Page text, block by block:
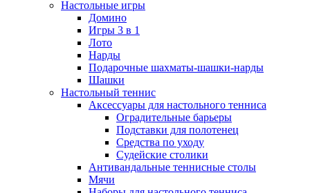
Настольные игры
Домино
Игры 3 в 1
Лото
Нарды
Подарочные шахматы-шашки-нарды
Шашки
Настольный теннис
Аксессуары для настольного тенниса
Оградительные барьеры
Подставки для полотенец
Средства по уходу
Судейские столики
Антивандальные теннисные столы
Мячи